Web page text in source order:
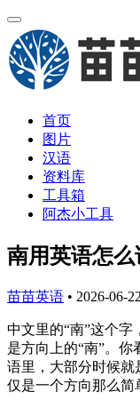
首页
图片
汉语
资料库
工具箱
阿杰小工具
南用英语怎么
苗苗英语 • 2026-06-
中文里的“南”这个
是方向上的“南”。
语里，大部分时候就
仅是一个方向那么简